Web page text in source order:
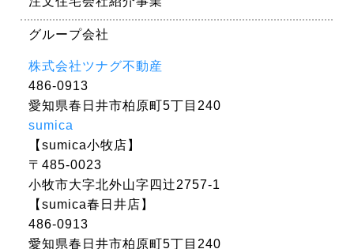
グループ会社
株式会社ツナグ不動産
486-0913
愛知県春日井市柏原町5丁目240
sumica
【sumica小牧店】
〒485-0023
小牧市大字北外山字四辻2757-1
【sumica春日井店】
486-0913
愛知県春日井市柏原町5丁目240